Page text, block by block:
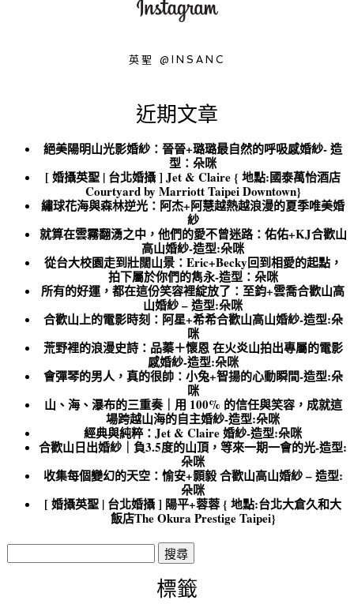
英聖 @INSANC
近期文章
絕美陽明山光影婚紗：晉晉+璐璐最自然的呼吸感婚紗- 造
型：朵咪
[ 婚攝英聖 | 台北婚攝 ] Jet & Claire { 地點:國泰萬怡酒店
Courtyard by Marriott Taipei Downtown}
繡球花海與森林逆光：阿杰+阿慧越熱越浪漫的夏季唯美婚
紗
就算在雲霧翻湧之中，他們的愛不曾迷路：佑佑+KJ合歡山
高山婚紗-造型:朵咪
從台大校園走到壯闊山景：Eric+Becky回到相愛的起點，
拍下屬於你們的雋永-造型：朵咪
所有的好運，都在這份笑容裡綻放了：至鈞+雲喬合歡山高
山婚紗 – 造型:朵咪
合歡山上的電影時刻：阿星+希希合歡山高山婚紗-造型:朵
咪
荒野裡的浪漫史詩：品蓁＋懷恩 在火炎山拍出專屬的電影
感婚紗-造型:朵咪
會彈琴的男人，真的很帥：小兔+智揚的心動瞬間-造型:朵
咪
山、海、瀑布的三重奏｜用 100% 的信任與笑容，成就這
場跨越山海的自主婚紗-造型:朵咪
經典與純粹：Jet & Claire 婚紗-造型:朵咪
合歡山日出婚紗｜負3.5度的山頂，等來一期一會的光-造型:
朵咪
收集每個變幻的天空：愉安+顥毅 合歡山高山婚紗 – 造型:
朵咪
[ 婚攝英聖 | 台北婚攝 ] 陽平+蓉蓉 { 地點:台北大倉久和大
飯店The Okura Prestige Taipei}
搜
尋
標籤